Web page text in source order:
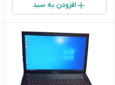
افزودن به سبد